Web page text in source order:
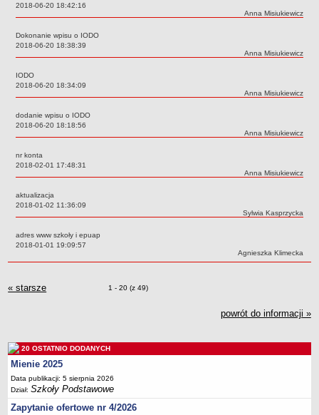
Sprawozdania
DEKLARACJA DOSTĘPNOŚCI
OŚWIADCZENIA MAJĄTKOWE
PONOWNE WYKORZYSTYWANIE
UDOSTĘPNIANIE INFORMACJI PUBLICZNEJ
Data:
2018-06-20 18:42:16
Autor:
Anna Misiukiewicz
Dokonanie wpisu o IODO
Data:
2018-06-20 18:38:39
Autor:
Anna Misiukiewicz
IODO
Data:
2018-06-20 18:34:09
Autor:
Anna Misiukiewicz
dodanie wpisu o IODO
Data:
2018-06-20 18:18:56
Autor:
Anna Misiukiewicz
nr konta
Data:
2018-02-01 17:48:31
Autor:
Anna Misiukiewicz
aktualizacja
Data:
2018-01-02 11:36:09
Autor:
Sylwia Kasprzycka
adres www szkoły i epuap
Data:
2018-01-01 19:09:57
Autor:
Agnieszka Klimecka
« starsze Zmiany o pozycjach
1 - 20 (z 49)
powrót do informacji »
20 OSTATNIO DODANYCH
Mienie 2025
Data publikacji: 5 sierpnia 2026
Dział:Szkoły Podstawowe
Zapytanie ofertowe nr 4/2026